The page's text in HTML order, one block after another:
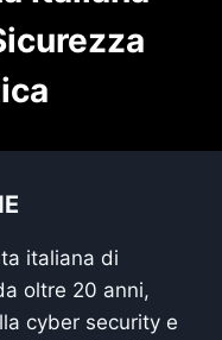
italiana di
oltre 20 anni,
cyber security e